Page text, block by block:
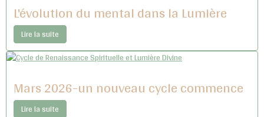
L'évolution du mental dans la Lumière
Lire la suite
Mars 2026-un nouveau cycle commence
Lire la suite